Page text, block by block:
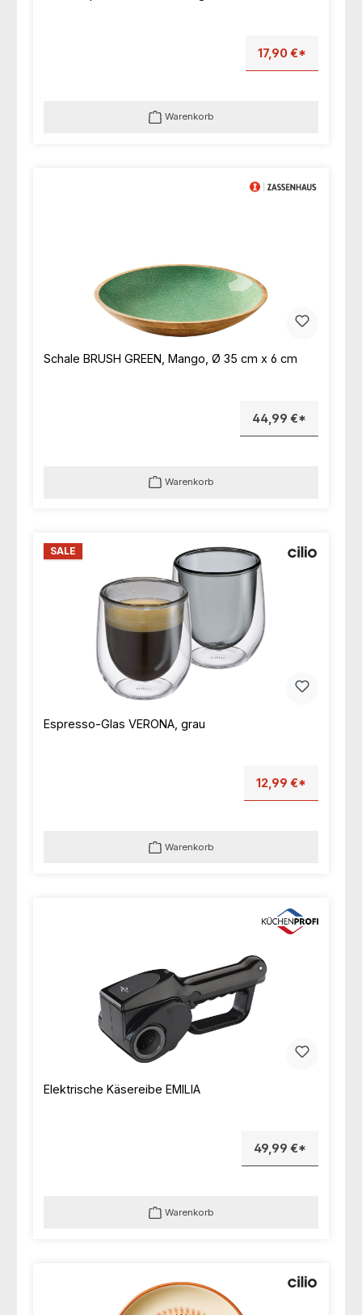
17,90 €*
Warenkorb
Schale BRUSH GREEN, Mango, Ø 35 cm x 6 cm
44,99 €*
Warenkorb
SALE
Espresso-Glas VERONA, grau
12,99 €*
Warenkorb
Elektrische Käsereibe EMILIA
49,99 €*
Warenkorb